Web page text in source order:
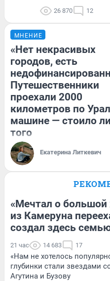
26 870 12
МНЕНИЕ
«Нет некрасивых
городов, есть
Путешественники
проехали 2000
километров по
машине — стоило ли
того
Екатерина Литкевич
«Мечтал о
из Камеруна
создал здесь
21 час 14 683 17
«Нам не хотелось
глубинки стали звездами
Агутина и Бузову